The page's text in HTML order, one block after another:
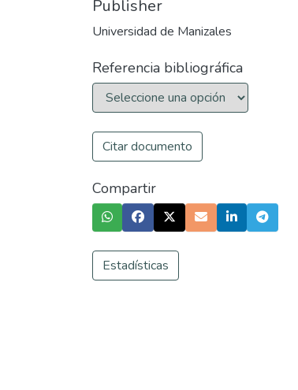
Publisher
Universidad de Manizales
Referencia bibliográfica
Citar documento
Compartir
Estadísticas